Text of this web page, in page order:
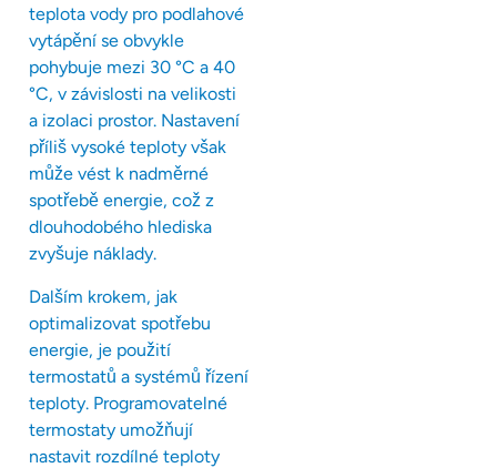
teplota vody pro podlahové
vytápění se obvykle
pohybuje mezi 30 °C a 40
°C, v závislosti na velikosti
a izolaci prostor. Nastavení
příliš vysoké teploty však
může vést k nadměrné
spotřebě energie, což z
dlouhodobého hlediska
zvyšuje náklady.
Dalším krokem, jak
optimalizovat spotřebu
energie, je použití
termostatů a systémů řízení
teploty. Programovatelné
termostaty umožňují
nastavit rozdílné teploty